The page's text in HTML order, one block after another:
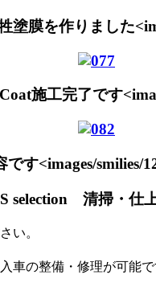
膜を作りました
施工完了です
す<images/smilies/
selection 清掃・
い。
の整備・修理が可能